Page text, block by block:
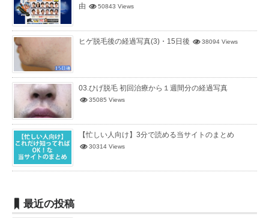
由
50843 Views
ヒゲ脱毛後の経過写真(3)・15日後 38094 Views
03.ひげ脱毛 初回治療から１週間分の経過写真
35085 Views
【忙しい人向け】3分で読める当サイトのまとめ
30314 Views
最近の投稿